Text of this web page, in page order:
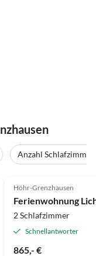
Anzahl Schlafzimmer
Höhr-Grenzhausen
Ferienwohnung
2 Schlafzimmer
Schnellantworter
865,- €